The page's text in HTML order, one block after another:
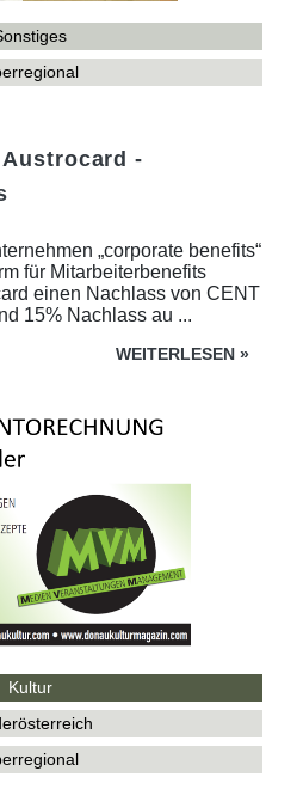
-
„corporate benefits“
für Mitarbeiterbenefits
einen Nachlass von CENT
15% Nachlass au ...
WEITERLESEN »
Kultur